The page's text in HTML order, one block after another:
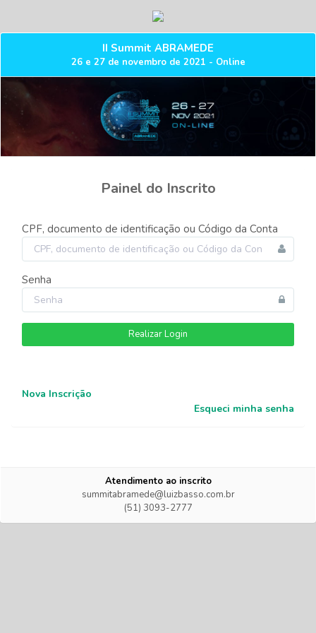
II Summit ABRAMEDE
26 e 27 de novembro de 2021 - Online
Painel do Inscrito
CPF, documento de identificação ou Código da Conta
Senha
Realizar Login
Nova Inscrição
Esqueci minha senha
Atendimento ao inscrito
summitabramede@luizbasso.com.br
(51) 3093-2777